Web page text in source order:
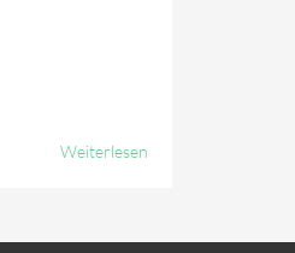
Weiterlesen